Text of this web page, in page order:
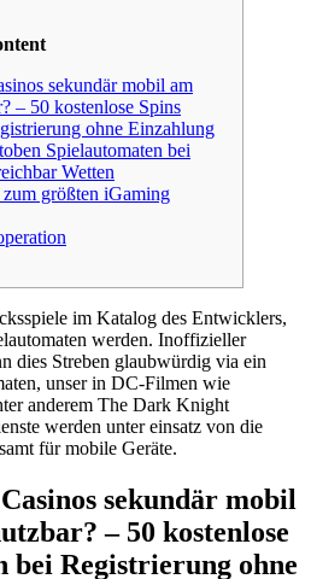
sekundär mobil am
– 50 kostenlose Spins
ohne Einzahlung
Spielautomaten bei
Wetten
größten iGaming
im Katalog des Entwicklers,
werden. Inoffizieller
dies Streben glaubwürdig via ein
unser in DC-Filmen wie
anderem The Dark Knight
werden unter einsatz von die
für mobile Geräte.
sekundär mobil
– 50 kostenlose
bei Registrierung ohne